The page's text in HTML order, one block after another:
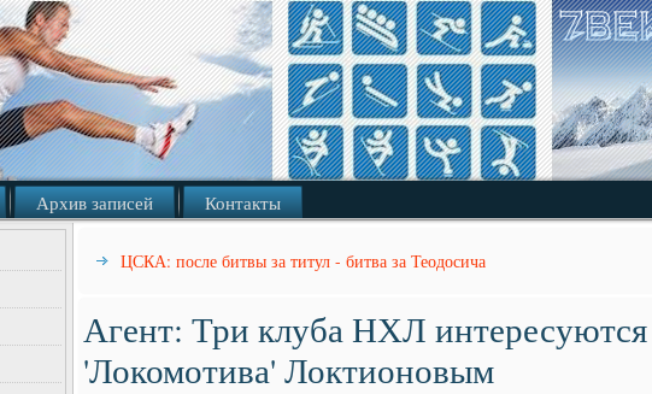
Архив записей Контакты
ЦСКА: после битвы за титул - битва за Теодосича
Агент: Три клуба НХЛ
'Локомотива' Локтионовым